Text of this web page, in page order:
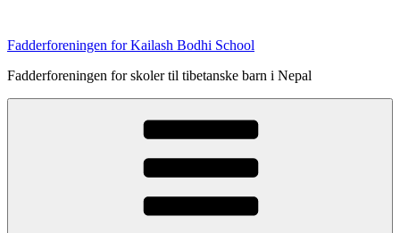
innhold
Fadderforeningen for Kailash Bodhi School
Fadderforeningen for skoler til tibetanske barn i Nepal